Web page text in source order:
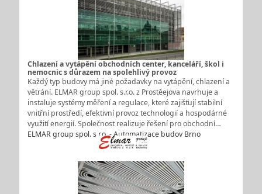
Chlazení a vytápění obchodních center, kanceláří, škol i
nemocnic s důrazem na spolehlivý provoz
Každý typ budovy má jiné požadavky na vytápění, chlazení a
větrání. ELMAR group spol. s.r.o. z Prostěejova navrhuje a
instaluje systémy měření a regulace, které zajišťují stabilní
vnitřní prostředí, efektivní provoz technologií a hospodárné
využití energií. Společnost realizuje řešení pro obchodní…
ELMAR group spol. s r.o. - Automatizace budov Brno